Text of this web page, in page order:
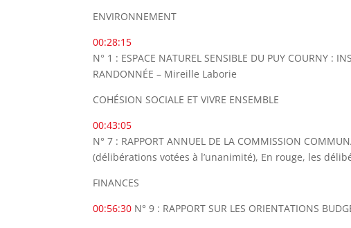
ENVIRONNEMENT
00:28:15
N° 1 : ESPACE NATUREL SENSIBLE DU PUY COURNY :
RANDONNÉE – Mireille Laborie
COHÉSION SOCIALE ET VIVRE ENSEMBLE
00:43:05
N° 7 : RAPPORT ANNUEL DE LA COMMISSION
(délibérations votées à l’unanimité), En rouge, les
FINANCES
00:56:30 N° 9 : RAPPORT SUR LES ORIENTATIONS